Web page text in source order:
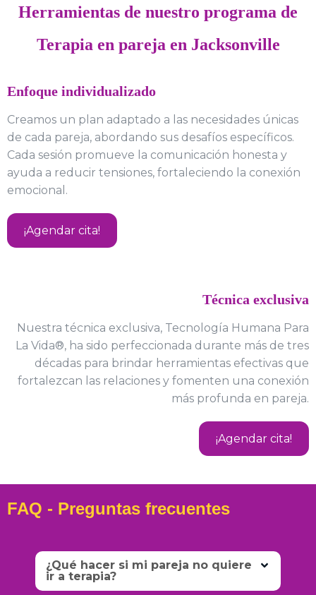
Herramientas de nuestro programa de
Terapia en pareja en Jacksonville
Enfoque individualizado
Creamos un plan adaptado a las necesidades únicas
de cada pareja, abordando sus desafíos específicos.
Cada sesión promueve la comunicación honesta y
ayuda a reducir tensiones, fortaleciendo la conexión
emocional.
¡Agendar cita!
Técnica exclusiva
Nuestra técnica exclusiva, Tecnología Humana Para
La Vida®, ha sido perfeccionada durante más de tres
décadas para brindar herramientas efectivas que
fortalezcan las relaciones y fomenten una conexión
más profunda en pareja.
¡Agendar cita!
FAQ - Preguntas frecuentes
¿Qué hacer si mi pareja no quiere
ir a terapia?